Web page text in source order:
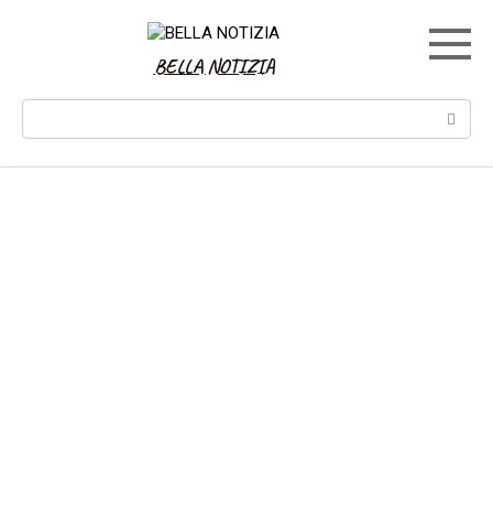
BELLA NOTIZIA
Search: